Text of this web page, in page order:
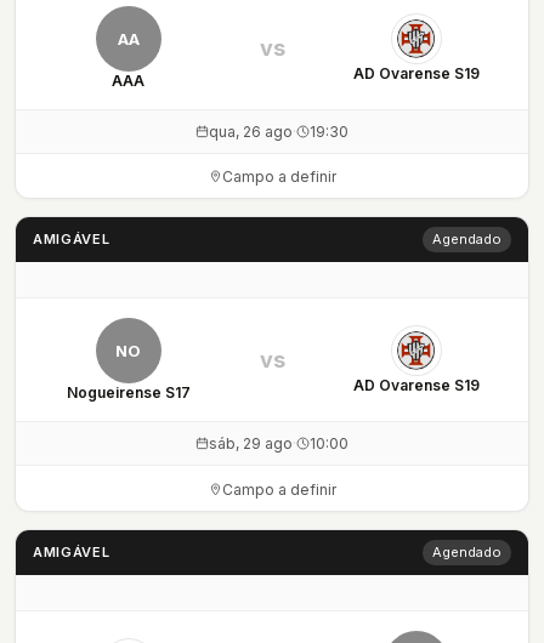
AA
AAA AD Ovarense S19
vs
qua, 26 ago· 19:30
Campo a definir
AMIGÁVEL Agendado
NO
Nogueirense S17 AD Ovarense S19
vs
sáb, 29 ago· 10:00
Campo a definir
AMIGÁVEL Agendado